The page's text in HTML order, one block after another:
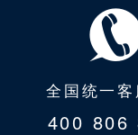
全国统一
400 806